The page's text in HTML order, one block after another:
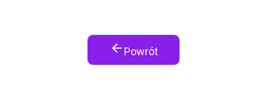
arrow_back Powrót